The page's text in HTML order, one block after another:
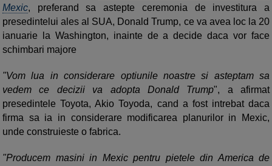
Mexic, preferand sa astepte ceremonia de investitura a
presedintelui ales al SUA, Donald Trump, ce va avea loc la 20
ianuarie la Washington, inainte de a decide daca vor face
schimbari majore
"Vom lua in considerare optiunile noastre si asteptam sa
vedem ce decizii va adopta Donald Trump", a afirmat
presedintele Toyota, Akio Toyoda, cand a fost intrebat daca
firma sa ia in considerare modificarea planurilor in Mexic,
unde construieste o fabrica.
"Producem masini in Mexic pentru pietele din America de